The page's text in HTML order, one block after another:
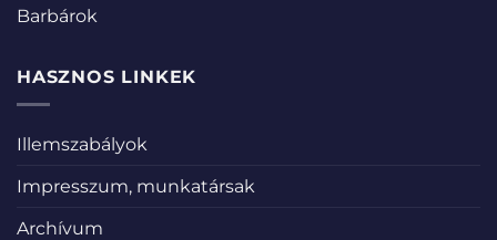
Barbárok
HASZNOS LINKEK
Illemszabályok
Impresszum, munkatársak
Archívum